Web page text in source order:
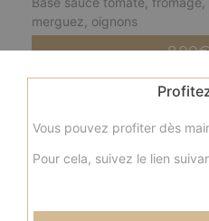
merguez, oignons
8.90€
Base crème fraîche,
de terre, champignons, olives
Vous pouvez profiter dès
Pour cela, suivez le lien